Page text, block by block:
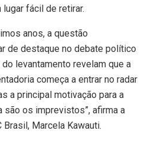
fácil de retirar.
anos, a questão
de destaque no debate político
levantamento revelam que a
começa a entrar no radar
a principal motivação para a
são os imprevistos”, afirma a
Marcela Kawauti.